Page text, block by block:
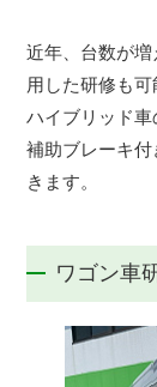
近年、台数が
用した研修も可
ハイブリッド車
補助ブレーキ
きます。
ワゴン車